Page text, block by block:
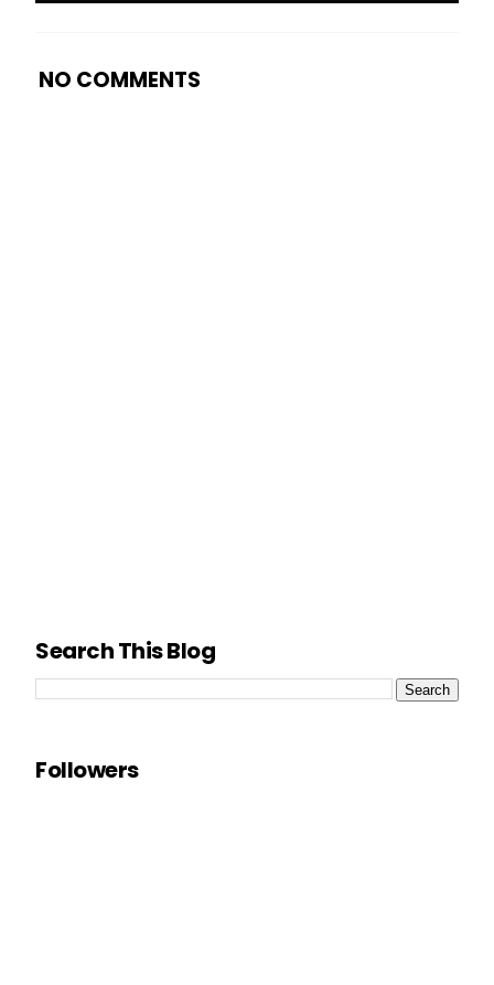
NO COMMENTS
Search This Blog
Followers